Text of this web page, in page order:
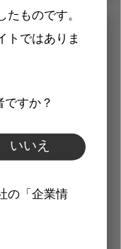
たものです。
トではありま
ですか？
いいえ
の「企業情
能